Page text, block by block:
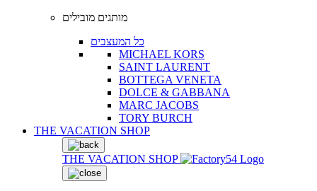
מותגים מובילים
כל המעצבים
MICHAEL KORS
SAINT LAURENT
BOTTEGA VENETA
DOLCE & GABBANA
MARC JACOBS
TORY BURCH
THE VACATION SHOP
THE VACATION SHOP